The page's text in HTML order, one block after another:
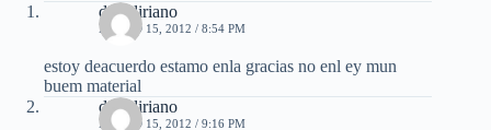
dairi liriano
MARZO 15, 2012 / 8:54 PM
estoy deacuerdo estamo enla gracias no enl ey mun
buem material
dairi liriano
MARZO 15, 2012 / 9:16 PM